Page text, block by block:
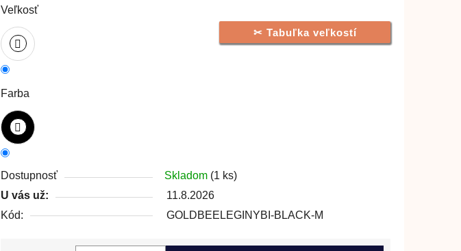
je
5,0
z
5
hviezdičiek.
Tabuľka veľkostí
Veľkosť
Farba
Dostupnosť Skladom (1 ks)
U vás už:
11.8.2026
Kód: GOLDBEELEGINYBI-BLACK-M